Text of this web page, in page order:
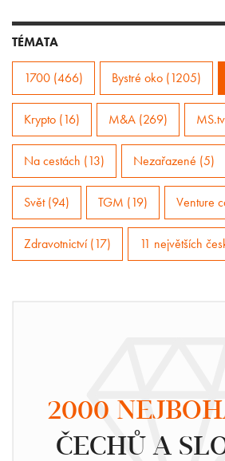
TÉMATA
1700 (466) Bystré oko (1205)
Krypto (16) M&A (269)
Na cestách (13) Nezařazené (5)
Svět (94) TGM (19) Venture
Zdravotnictví (17) 11 největších
2000
ČECHŮ A